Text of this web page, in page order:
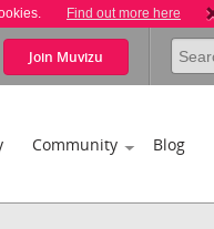
Find out more here
Join Muvizu
Community Blog